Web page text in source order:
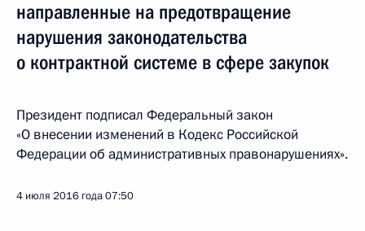
направленные на предотвращение
нарушения законодательства
о контрактной системе в сфере закупок
Президент подписал Федеральный закон
«О внесении изменений в Кодекс Российской
Федерации об административных правонарушениях».
4 июля 2016 года07:50